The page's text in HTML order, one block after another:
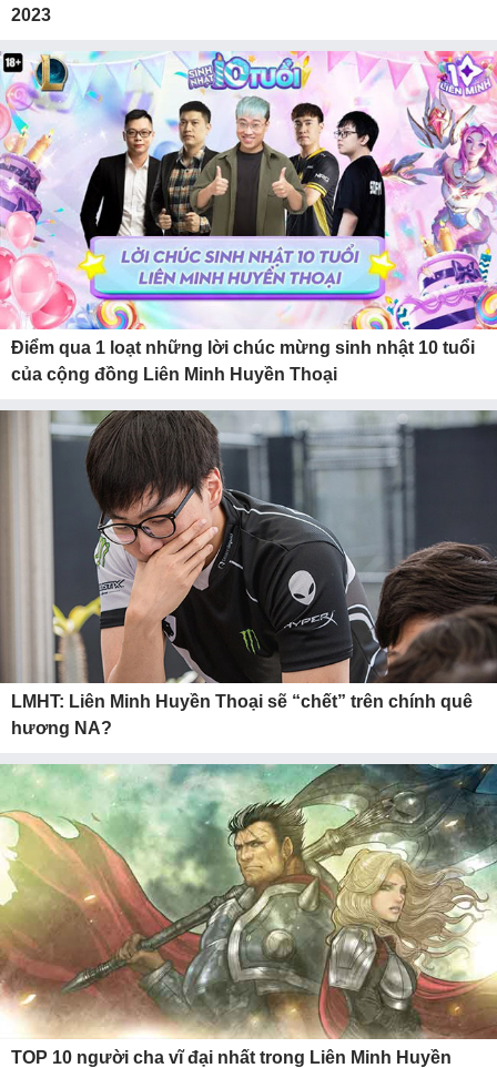
2023
Điểm qua 1 loạt những lời chúc mừng sinh nhật 10 tuổi
của cộng đồng Liên Minh Huyền Thoại
LMHT: Liên Minh Huyền Thoại sẽ “chết” trên chính quê
hương NA?
TOP 10 người cha vĩ đại nhất trong Liên Minh Huyền